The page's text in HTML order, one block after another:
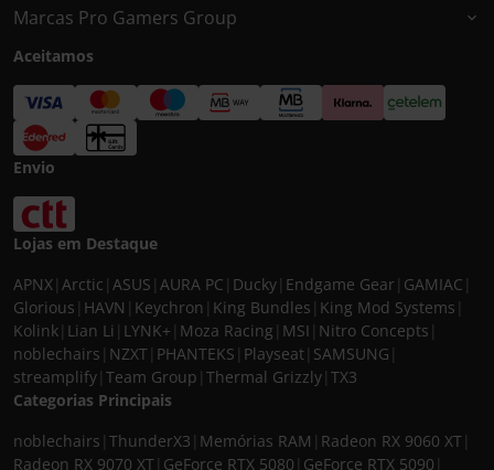
Marcas Pro Gamers Group
Aceitamos
Envio
Lojas em Destaque
APNX Arctic ASUS AURA PC Ducky Endgame Gear GAMIAC
Glorious HAVN Keychron King Bundles King Mod Systems
Kolink Lian Li LYNK+ Moza Racing MSI Nitro Concepts
noblechairs NZXT PHANTEKS Playseat SAMSUNG
streamplify Team Group Thermal Grizzly TX3
Categorias Principais
noblechairs ThunderX3 Memórias RAM Radeon RX 9060 XT
Radeon RX 9070 XT GeForce RTX 5080 GeForce RTX 5090